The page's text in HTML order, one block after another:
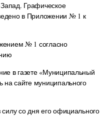
Графическое
в Приложении № 1 к
№ 1 согласно
в газете «Муниципальный
на сайте муниципального
со дня его официального